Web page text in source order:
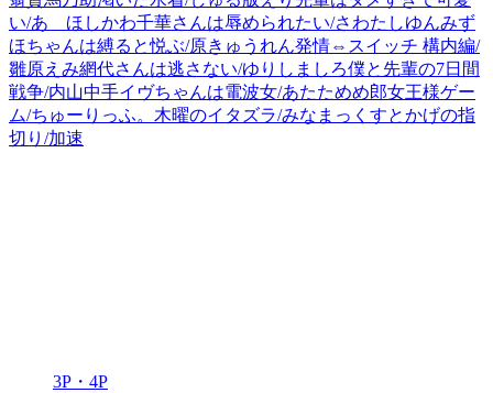
い/あゝほしかわ千華さんは辱められたい/さわたしゆんみず
ほちゃんは縛ると悦ぶ/原きゅうれん発情⇔スイッチ 構内編/
雛原えみ網代さんは逃さない/ゆりしましろ僕と先輩の7日間
戦争/内山中手イヴちゃんは電波女/あたためめ郎女王様ゲー
ム/ちゅーりっふ。木曜のイタズラ/みなまっくすとかげの指
切り/加速
3P・4P